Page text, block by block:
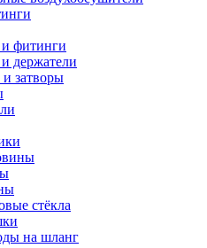
фитинги
держатели
затворы
стёкла
на шланг